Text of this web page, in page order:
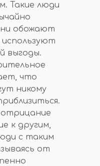
Такие люди
обожают
используют
выгоды.
что
никому
к другим,
с таким
от